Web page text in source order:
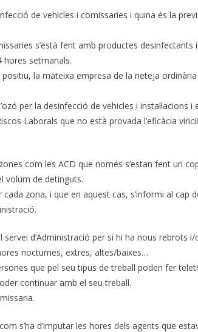
de vehicles i comissaries i quina és la
s’està fent amb productes desinfectants i
setmanals.
la mateixa empresa de la neteja
per la desinfecció de vehicles i instal·lacions i
Laborals que no està provada l’eficàcia
com les ACD que només s’estan fent un
volum de detinguts.
zona, i que en aquest cas, s’informi al cap
d’Administració per si hi ha nous rebrots
nocturnes, extres, altes/baixes…
que pel seu tipus de treball poden fer
continuar amb el seu treball.
s’ha d’imputar les hores dels agents que